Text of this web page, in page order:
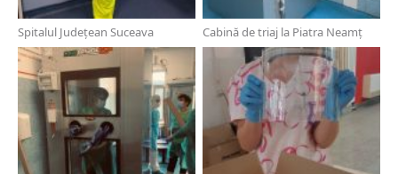
Spitalul Județean Suceava Cabină de triaj la Piatra Neamț